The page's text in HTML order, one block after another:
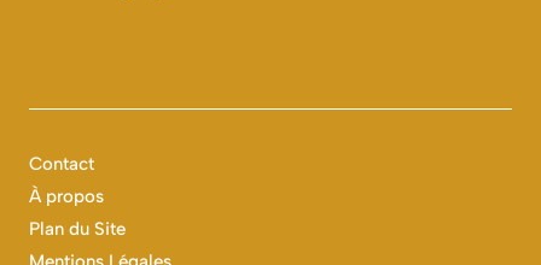
Contact
À propos
Plan du Site